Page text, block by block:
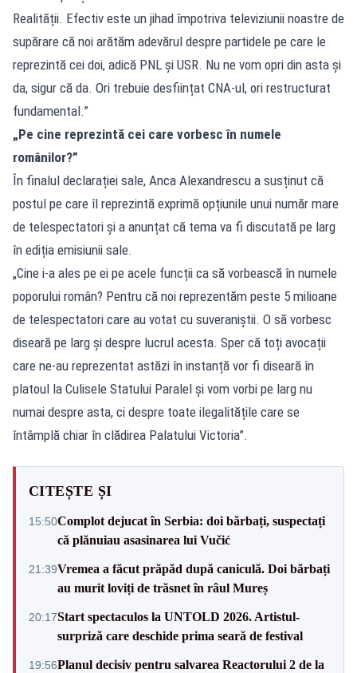
Realității. Efectiv este un jihad împotriva televiziunii noastre de
supărare că noi arătăm adevărul despre partidele pe care le
reprezintă cei doi, adică PNL și USR. Nu ne vom opri din asta și
da, sigur că da. Ori trebuie desființat CNA-ul, ori restructurat
fundamental.”
„Pe cine reprezintă cei care vorbesc în numele
românilor?”
În finalul declarației sale, Anca Alexandrescu a susținut că
postul pe care îl reprezintă exprimă opțiunile unui număr mare
de telespectatori și a anunțat că tema va fi discutată pe larg
în ediția emisiunii sale.
„Cine i-a ales pe ei pe acele funcții ca să vorbească în numele
poporului român? Pentru că noi reprezentăm peste 5 milioane
de telespectatori care au votat cu suveraniștii. O să vorbesc
diseară pe larg și despre lucrul acesta. Sper că toți avocații
care ne-au reprezentat astăzi în instanță vor fi diseară în
platoul la Culisele Statului Paralel și vom vorbi pe larg nu
numai despre asta, ci despre toate ilegalitățile care se
întâmplă chiar în clădirea Palatului Victoria”.
CITEȘTE ȘI
15:50Complot dejucat în Serbia: doi bărbați, suspectați
că plănuiau asasinarea lui Vučić
21:39Vremea a făcut prăpăd după caniculă. Doi bărbați
au murit loviți de trăsnet în râul Mureș
20:17Start spectaculos la UNTOLD 2026. Artistul-
surpriză care deschide prima seară de festival
19:56Planul decisiv pentru salvarea Reactorului 2 de la